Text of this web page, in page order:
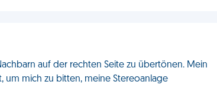
auf der rechten Seite zu übertönen. Mein
um mich zu bitten, meine Stereoanlage